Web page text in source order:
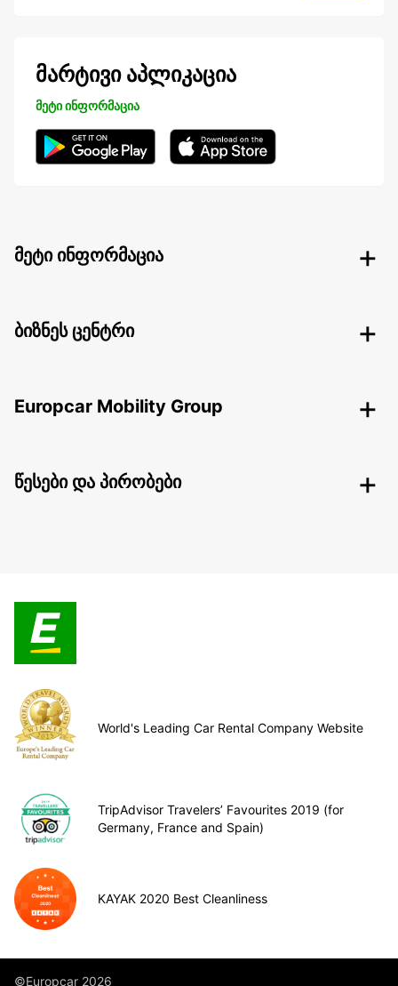
მარტივი აპლიკაცია
მეტი ინფორმაცია
მეტი ინფორმაცია
ბიზნეს ცენტრი
Europcar Mobility Group
წესები და პირობები
World's Leading Car Rental Company Website
TripAdvisor Travelers’ Favourites 2019 (for
Germany, France and Spain)
KAYAK 2020 Best Cleanliness
©Europcar 2026